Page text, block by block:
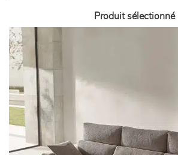
Produit sélectionné